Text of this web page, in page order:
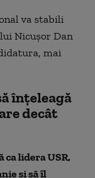
va stabili
Nicuşor Dan
mai
înţeleagă
decât
ca lidera USR,
şi să îl